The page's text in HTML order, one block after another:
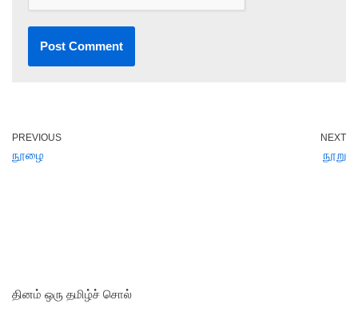
PREVIOUS
நூழை
NEXT
நூறு
தினம் ஒரு தமிழ்ச் சொல்